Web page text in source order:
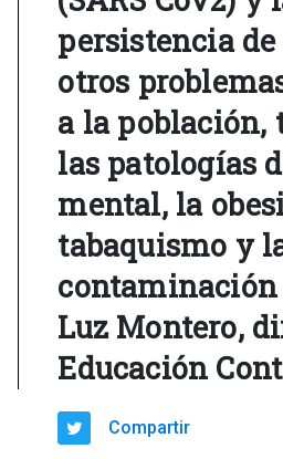
persistencia
otros
a la población,
las patologías
mental, la
tabaquismo y
Luz Montero,
Educación
Compartir